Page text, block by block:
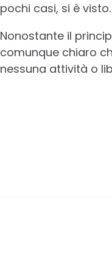
pochi casi, si è visto.
Nonostante il
comunque chiaro
nessuna attività o